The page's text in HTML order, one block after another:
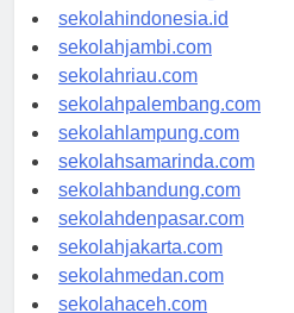
rsud-indonesia.org
sekolahindonesia.id
sekolahjambi.com
sekolahriau.com
sekolahpalembang.com
sekolahlampung.com
sekolahsamarinda.com
sekolahbandung.com
sekolahdenpasar.com
sekolahjakarta.com
sekolahmedan.com